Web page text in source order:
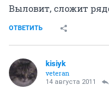
Выловит, сложит
ОТВЕТИТЬ
kisiyk
veteran
14 августа 2011